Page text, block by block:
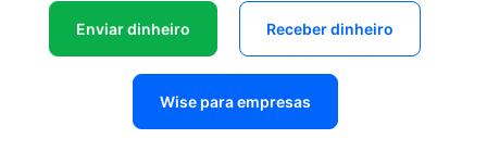
Enviar dinheiro Receber dinheiro
Wise para empresas